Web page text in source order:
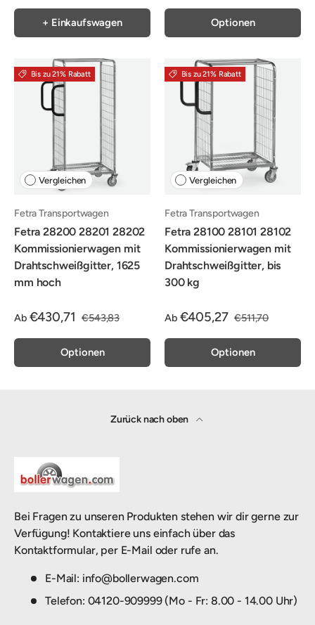
+ Einkaufswagen Optionen
Bis zu 21% Rabatt
Vergleichen
Fetra Transportwagen
Fetra 28200 28201 28202
Kommissionierwagen mit
Drahtschweißgitter, 1625
mm hoch
Ab €430,71 €543,83
Optionen
Bis zu 21% Rabatt
Vergleichen
Fetra Transportwagen
Fetra 28100 28101 28102
Kommissionierwagen mit
Drahtschweißgitter, bis
300 kg
Ab €405,27 €511,70
Optionen
Zurück nach oben
Bei Fragen zu unseren Produkten stehen wir dir gerne zur
Verfügung! Kontaktiere uns einfach über das
Kontaktformular, per E-Mail oder rufe an.
E-Mail: info@bollerwagen.com
Telefon: 04120-909999 (Mo - Fr: 8.00 - 14.00 Uhr)